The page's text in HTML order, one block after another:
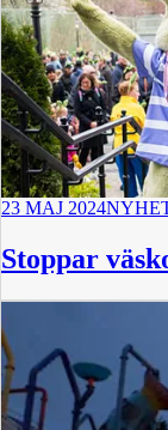
23 MAJ 2024
Stoppar